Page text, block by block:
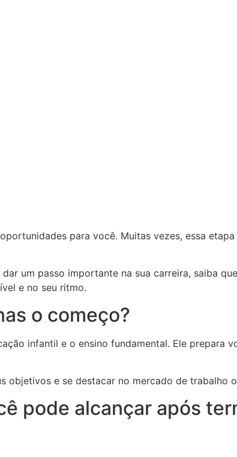
para você. Muitas vezes, essa
um passo importante na sua carreira, saiba
e no seu ritmo.
o começo?
infantil e o ensino fundamental. Ele prepara
objetivos e se destacar no mercado de trabalho
pode alcançar após